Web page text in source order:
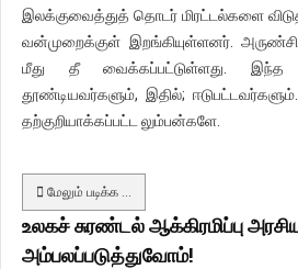
இலக்குவைத்துத் தொடர் மிரட்டல்களை
வன்முறைக்குள் இறங்கியுள்ளனர்.
மீது தீ வைக்கப்பட்டுள்ளது.
தூண்டியவர்களும், இதில்; ஈடுபட்டவர்களும்..
தற்குறியாக்கப்பட்ட லும்பன்களே.
மேலும் படிக்க …
உலகச் சுரண்டல் ஆக்கிரமிப்பு
அம்பலப்படுத்துவோம்!